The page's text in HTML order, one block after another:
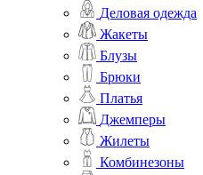
Деловая одежда
Жакеты
Блузы
Брюки
Платья
Джемперы
Жилеты
Комбинезоны